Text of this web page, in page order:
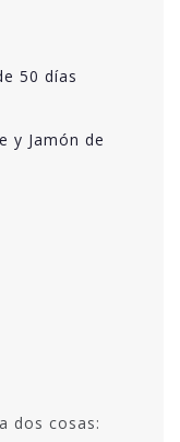
50 días
y Jamón de
dos cosas: